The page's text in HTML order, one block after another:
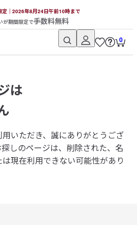
定｜2026年8月24日午前10時まで
が期間限定で手数料無料
0
は
いただき、誠にありがとうござ
しのページは、削除された、名
現在利用できない可能性があり